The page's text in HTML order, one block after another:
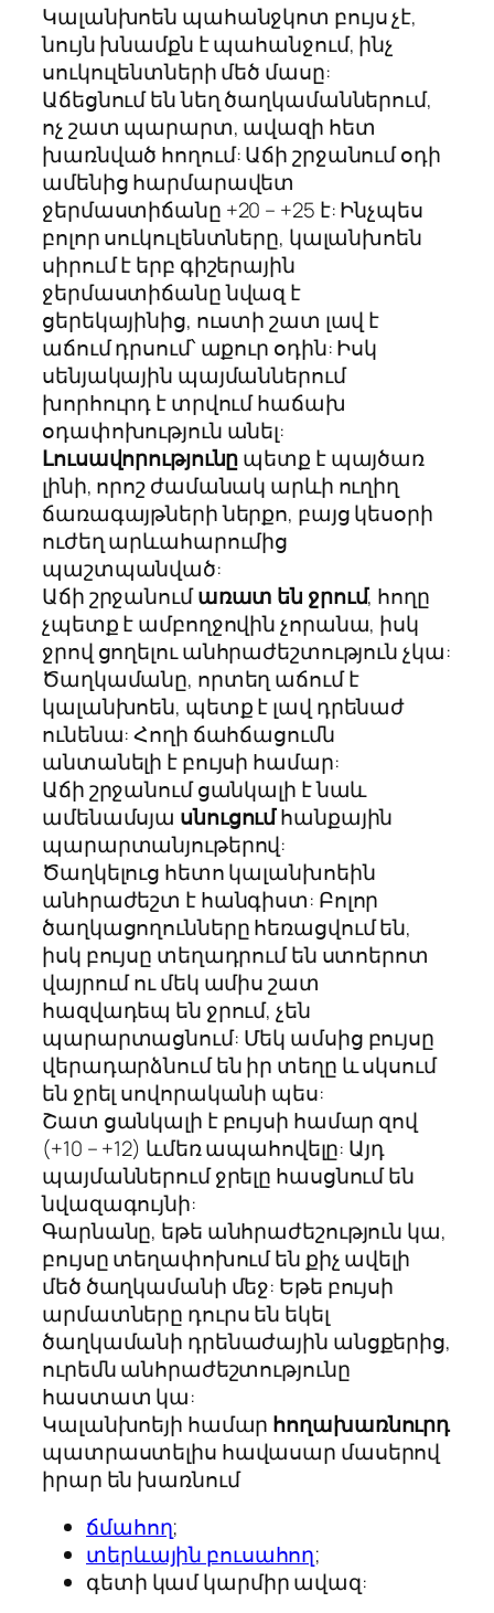
Կալանխոեն պահանջկոտ բույս չէ,
նույն խնամքն է պահանջում, ինչ
սուկուլենտների մեծ մասը:
Աճեցնում են նեղ ծաղկամաններում,
ոչ շատ պարարտ, ավազի հետ
խառնված հողում: Աճի շրջանում օդի
ամենից հարմարավետ
ջերմաստիճանը +20 – +25 է: Ինչպես
բոլոր սուկուլենտները, կալանխոեն
սիրում է երբ գիշերային
ջերմաստիճանը նվազ է
ցերեկայինից, ուստի շատ լավ է
աճում դրսում՝ աքուր օդին: Իսկ
սենյակային պայմաններում
խորհուրդ է տրվում հաճախ
օդափոխություն անել:
Լուսավորությունըպետք է պայծառ
լինի, որոշ ժամանակ արևի ուղիղ
ճառագայթների ներքո, բայց կեսօրի
ուժեղ արևահարումից
պաշտպանված:
Աճի շրջանումառատ են ջրում, հողը
չպետք է ամբողջովին չորանա, իսկ
ջրով ցողելու անհրաժեշտություն չկա:
Ծաղկամանը, որտեղ աճում է
կալանխոեն, պետք է լավ դրենաժ
ունենա: Հողի ճահճացումն
անտանելի է բույսի համար:
Աճի շրջանում ցանկալի է նաև
ամենամսյա սնուցումհանքային
պարարտանյութերով:
Ծաղկելուց հետո կալանխոեին
անհրաժեշտ է հանգիստ: Բոլոր
ծաղկացողունները հեռացվում են,
իսկ բույսը տեղադրում են ստոերոտ
վայրում ու մեկ ամիս շատ
հազվադեպ են ջրում, չեն
պարարտացնում: Մեկ ամսից բույսը
վերադարձնում են իր տեղը և սկսում
են ջրել սովորականի պես:
Շատ ցանկալի է բույսի համար զով
(+10 – +12) ևմեռ ապահովելը: Այդ
պայմաններում ջրելը հասցնում են
նվազագույնի:
Գարնանը, եթե անհրաժեշություն կա,
բույսը տեղափոխում են քիչ ավելի
մեծ ծաղկամանի մեջ: Եթե բույսի
արմատները դուրս են եկել
ծաղկամանի դրենաժային անցքերից,
ուրեմն անհրաժեշտությունը
հաստատ կա:
Կալանխոեյի համար հողախառնուրդ
պատրաստելիս հավասար մասերով
իրար են խառնում
ճմահող;
տերևային բուսահող;
գետի կամ կարմիր ավազ: